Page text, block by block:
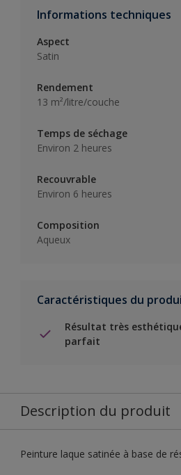
Informations techniques
Aspect
Satin
Rendement
13 m²/litre/couche
Temps de séchage
Environ 2 heures
Recouvrable
Environ 6 heures
Composition
Aqueux
Caractéristiques du
Résultat très
parfait
Description du produit
Peinture laque satinée à base de